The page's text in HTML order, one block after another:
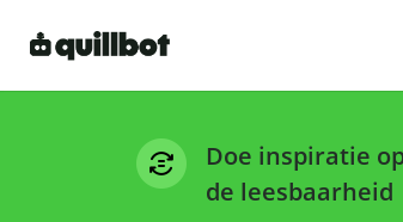
Doe inspiratie
de leesbaarheid